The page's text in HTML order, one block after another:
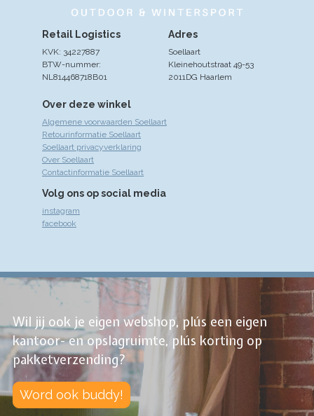
Over deze winkel
Algemene voorwaarden Soellaart
Retourinformatie Soellaart
Soellaart privacyverklaring
Over Soellaart
Contactinformatie Soellaart
Volg ons op social media
instagram
facebook
Adres
Soellaart
Kleinehoutstraat 49-53
2011DG Haarlem
Retail Logistics
KVK: 34227887
BTW-nummer:
NL814468718B01
Wil jij ook je eigen webshop, plús een eigen
kantoor- en opslagruimte, plús korting op
pakketverzending?
Word ook buddy!